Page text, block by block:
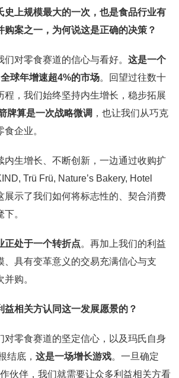
史上规模最大的一次，也是食品行业有
购案之一，为何说这是正确的决策？
对零食赛道的信心与看好。 这是一个
球年增速超4%的市场。回望过往数十
程，我们始终坚持内生增长，稳步拓展
牌算是一次战略微调 ，也让我们从巧克
企业。
内生增长、不断创新，一边通过收购扩
Trü Frü, Nature’s Bakery, Hotel
展示了我们如何将标志性的、契合消费
。
正处于一个转折点。再加上我们的利益
、具有变革意义的交易充满信心与支
购。
益相关方认同这一发展愿景的？
对零食赛道的坚定信心，以及玛氏自身
结底， 这是一场增长游戏。一旦确定
伙伴，我们就需要让众多利益相关方看